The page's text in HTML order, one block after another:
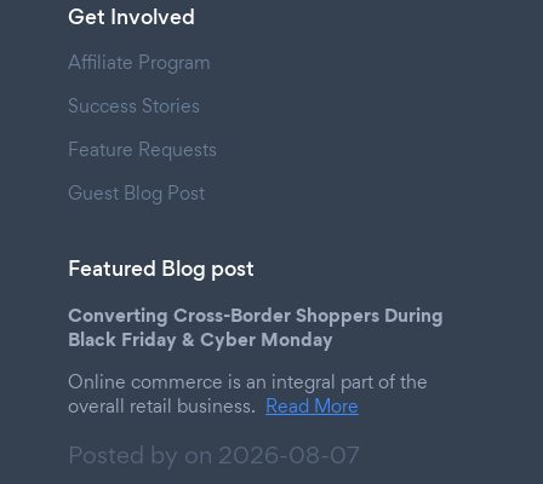
Get Involved
Affiliate Program
Success Stories
Feature Requests
Guest Blog Post
Featured Blog post
Converting Cross-Border Shoppers During
Black Friday & Cyber Monday
Online commerce is an integral part of the
overall retail business. Read More
Posted by on 2026-08-07